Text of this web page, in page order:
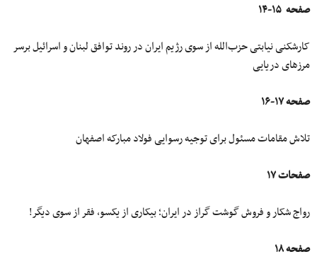
صفحه ۱۵-۱۴
کارشکنی نیابتی حزب‌الله از سوی رژیم ایران در روند توافق لبنان و اسرائیل برسر
مرزهای دریایی
صفحه ۱۷-۱۶
تلاش مقامات مسئول برای توجیه رسوایی فولاد مبارکه اصفهان
صفحات ۱۷
رواج شکار و فروش گوشت گراز در ایران؛ بیکاری از یکسو، فقر از سوی دیگر!
صفحه ۱۸